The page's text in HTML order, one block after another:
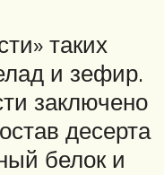
таких
и зефир.
заключено
десерта
белок и